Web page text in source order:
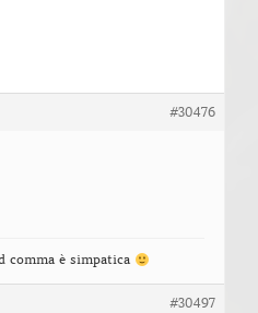
#30476
comma è simpatica
#30497